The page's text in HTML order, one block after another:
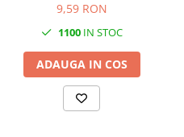
9,59 RON
1100IN STOC
ADAUGA IN COS